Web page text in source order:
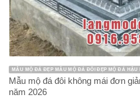
MẪU MỘ ĐÁ ĐẸP MẪU MỘ ĐÁ ĐÔI ĐẸP MỘ ĐÁ HẬU
Mẫu mộ đá đôi không mái đơn
năm 2026